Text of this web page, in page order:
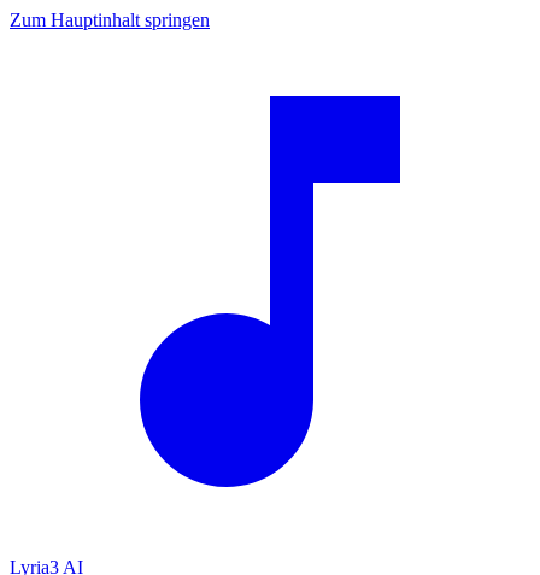
Zum Hauptinhalt springen
Lyria3 AI